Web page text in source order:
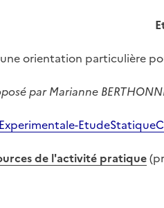
orientation particulière
par Marianne
de l'activité pratique